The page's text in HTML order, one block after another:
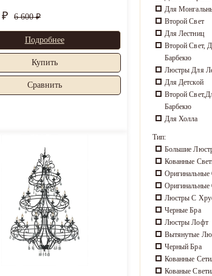
₽ 6 600 ₽
Подробнее
Купить
Cравнить
Для
Второй Свет
Для Лестниц
Второй Свет,
Барбекю
Люстры Для
Для Детской
Второй
Барбекю
Для Холла
Тип:
Большие
Кованные
Оригинальные
Оригинальные
Люстры С
Черные Бра
Люстры Лофт
Вытянутые
Черный Бра
Кованные
Кованые